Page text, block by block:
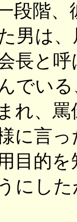
段階
男は
長と
でい
れ、
に言っ
目的
にし